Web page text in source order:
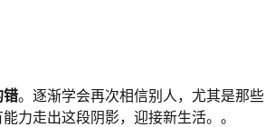
错。逐渐学会再次相信别人，尤其是那些
力走出这段阴影，迎接新生活。。